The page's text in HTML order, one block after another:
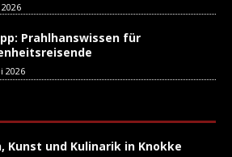
Prahlhanswissen für
2026
Kunst und Kulinarik in Knokke